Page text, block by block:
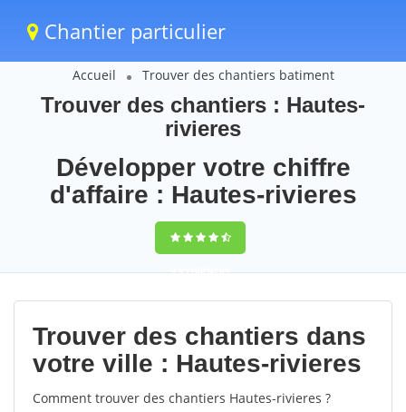
Chantier particulier
Accueil Trouver des chantiers batiment
Trouver des chantiers : Hautes-
rivieres
Développer votre chiffre
d'affaire : Hautes-rivieres
9,5(100%)69
votes
Trouver des chantiers dans
votre ville : Hautes-rivieres
Comment trouver des chantiers Hautes-rivieres ?